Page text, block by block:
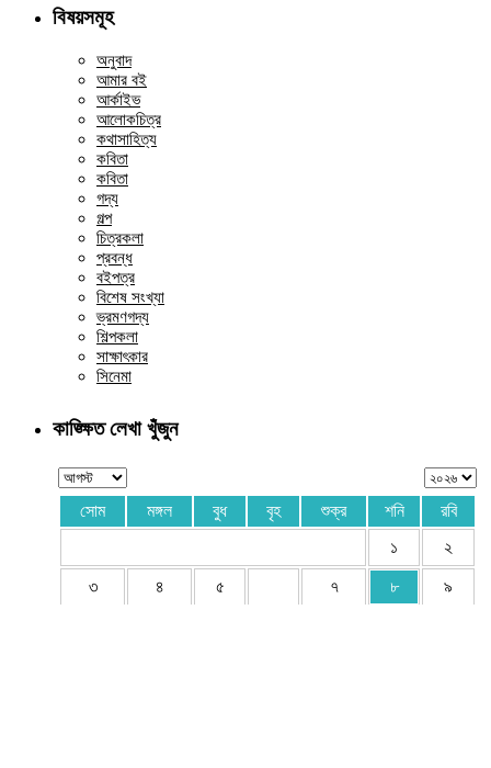
বিষয়সমূহ
অনুবাদ
আমার বই
আর্কাইভ
আলোকচিত্র
কথাসাহিত্য
কবিতা
কবিতা
গদ্য
গল্প
চিত্রকলা
প্রবন্ধ
বইপত্র
বিশেষ সংখ্যা
ভ্রমণগদ্য
শিল্পকলা
সাক্ষাৎকার
সিনেমা
কাঙ্ক্ষিত লেখা খুঁজুন
সোম মঙ্গল বুধ বৃহ শুক্র শনি
রবি
১
২
৩ ৪ ৫ ৭ ৮ ৯